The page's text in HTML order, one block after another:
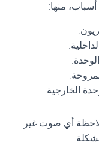
منها:
الخارجية.
أي صوت غير